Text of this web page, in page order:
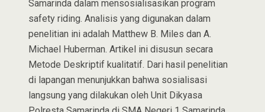
Samarinda dalam mensosialisasikan program
safety riding. Analisis yang digunakan dalam
penelitian ini adalah Matthew B. Miles dan A.
Michael Huberman. Artikel ini disusun secara
Metode Deskriptif kualitatif. Dari hasil penelitian
di lapangan menunjukkan bahwa sosialisasi
langsung yang dilakukan oleh Unit Dikyasa